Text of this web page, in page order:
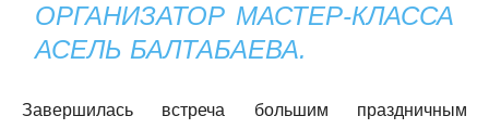
ОРГАНИЗАТОР МАСТЕР-КЛАССА
АСЕЛЬ БАЛТАБАЕВА.
Завершилась встреча большим праздничным